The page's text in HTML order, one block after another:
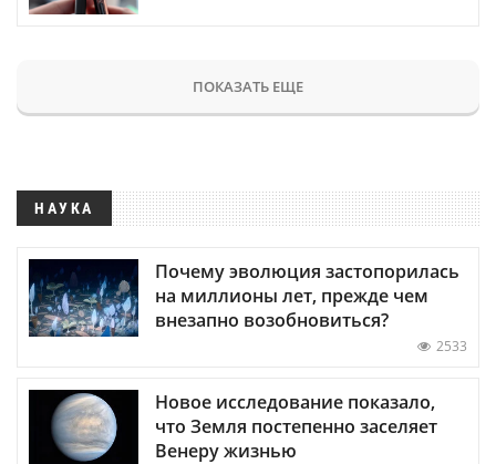
ПОКАЗАТЬ ЕЩЕ
НАУКА
Почему эволюция застопорилась
на миллионы лет, прежде чем
внезапно возобновиться?
2533
Новое исследование показало,
что Земля постепенно заселяет
Венеру жизнью